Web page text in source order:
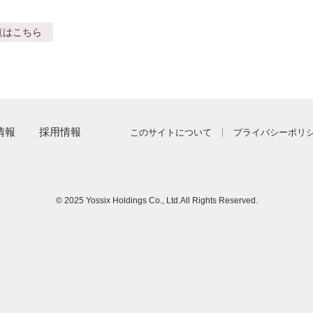
こちら
報 採用情報 このサイトについて プライバシーポリ
© 2025 Yossix Holdings Co., Ltd.All Rights Reserved.